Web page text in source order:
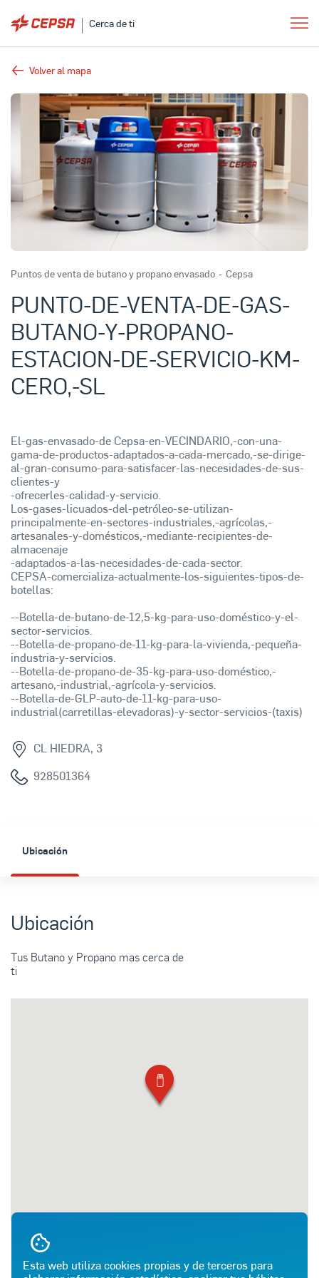
Esta web utiliza cookies propias y de terceros para
Cerca de ti
Volver al mapa
Puntos de venta de butano y propano envasado - Cepsa
PUNTO-DE-VENTA-DE-GAS-
BUTANO-Y-PROPANO-
ESTACION-DE-SERVICIO-KM-
CERO,-SL
El-gas-envasado-de Cepsa-en-VECINDARIO,-con-una-
gama-de-productos-adaptados-a-cada-mercado,-se-dirige-
al-gran-consumo-para-satisfacer-las-necesidades-de-sus-
clientes-y
-ofrecerles-calidad-y-servicio.
Los-gases-licuados-del-petróleo-se-utilizan-
principalmente-en-sectores-industriales,-agrícolas,-
artesanales-y-domésticos,-mediante-recipientes-de-
almacenaje
-adaptados-a-las-necesidades-de-cada-sector.
CEPSA-comercializa-actualmente-los-siguientes-tipos-de-
botellas:
--Botella-de-butano-de-12,5-kg-para-uso-doméstico-y-el-
sector-servicios.
--Botella-de-propano-de-11-kg-para-la-vivienda,-pequeña-
industria-y-servicios.
--Botella-de-propano-de-35-kg-para-uso-doméstico,-
artesano,-industrial,-agrícola-y-servicios.
--Botella-de-GLP-auto-de-11-kg-para-uso-
industrial(carretillas-elevadoras)-y-sector-servicios-(taxis)
CL HIEDRA, 3
928501364
Ubicación
Ubicación
Tus Butano y Propano mas cerca de
ti